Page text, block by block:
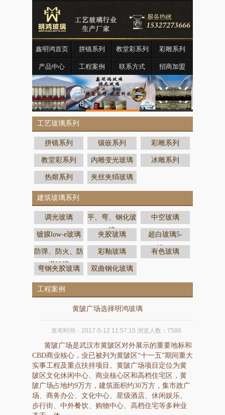
鑫明鸿首页 拼镜系列 教堂彩系列 彩雕系列
产品中心 工程案例 联系方式 招商加盟
工艺玻璃系列
拼镜系列 镶嵌系列 彩雕系列
教堂彩系列 内雕变光玻璃 冰雕系列
热熔系列 夹丝夹绢玻璃
建筑玻璃系列
调光玻璃
平、弯、钢化玻
璃
中空玻璃
镀膜low-e玻璃 夹胶玻璃
超白玻璃5-
19mm
防弹、防火、防
爆玻璃
彩釉玻璃 有色玻璃
弯钢夹胶玻璃 双曲钢化玻璃
工程案例
黄陂广场选择明鸿玻璃
发布时间： 2017-5-12 11:57:15 浏览人数： 7586
黄陂广场是武汉市黄陂区对外展示的重要地标和
CBD商业核心，业已被列为黄陂区“十一五”期间重大
实事工程及重点扶持项目。黄陂广场项目定位为黄
陂区文化休闲中心、商业核心区和高档住宅区，黄
陂广场占地约9万方，建筑面积约30万方，集市政广
场、商务办公、文化中心、星级酒店、休闲娱乐、
步行街、中外餐饮、购物中心、高档住宅等多种业